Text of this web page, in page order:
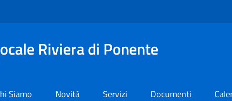
Riviera di Ponente
Siamo Novità Servizi Documenti